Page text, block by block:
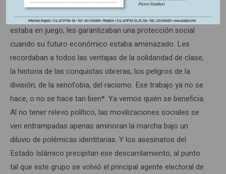
población obrera. Movilizaban políticamente a sus
miembros, los hacían ir a las urnas cuando su destino
estaba en juego, les garantizaban una protección social
cuando su futuro económico estaba amenazado. Les
recordaban a todos las ventajas de la solidaridad de clase,
la historia de las conquistas obreras, los peligros de la
división, de la xenofobia, del racismo. Ese trabajo ya no se
hace, o no se hace tan bien*. Ya vemos quién se beneficia.
Al no tener relevo político, las movilizaciones sociales se
ven entrampadas apenas aminoran la marcha bajo un
diluvio de polémicas identitarias. Y los asesinatos del
Estado Islámico precipitan ese descarrilamiento, al punto
tal que este grupo se volvió el principal agente electoral de